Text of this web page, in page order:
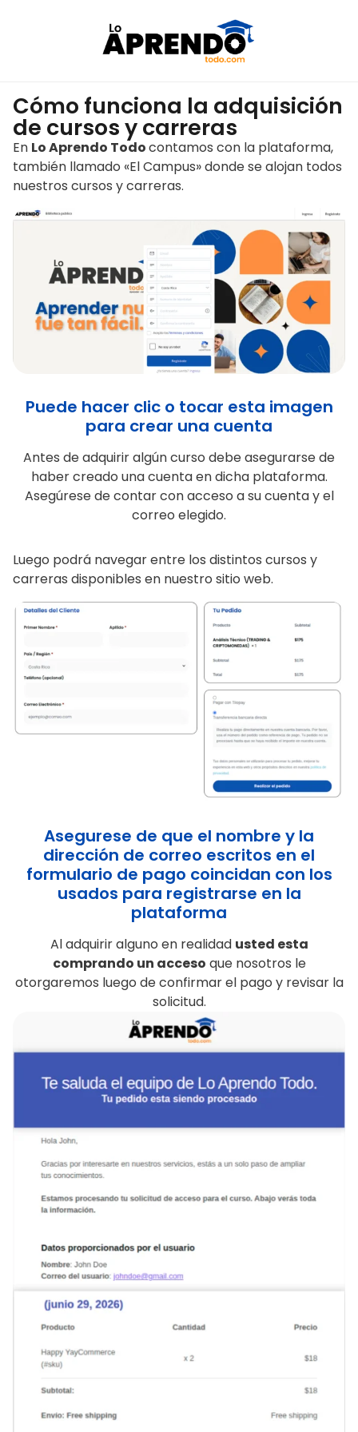
Cómo funciona la adquisición
de cursos y carreras
En Lo Aprendo Todocontamos con la plataforma,
también llamado «El Campus» donde se alojan todos
nuestros cursos y carreras.
Puede hacer clic o tocar esta imagen
para crear una cuenta
Antes de adquirir algún curso debe asegurarse de
haber creado una cuenta en dicha plataforma.
Asegúrese de contar con acceso a su cuenta y el
correo elegido.
Luego podrá navegar entre los distintos cursos y
carreras disponibles en nuestro sitio web.
Asegurese de que el nombre y la
dirección de correo escritos en el
formulario de pago coincidan con los
usados para registrarse en la
plataforma
Al adquirir alguno en realidad usted esta
comprando un acceso que nosotros le
otorgaremos luego de confirmar el pago y revisar la
solicitud.